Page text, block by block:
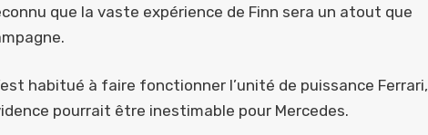
que la vaste expérience de Finn sera un atout que
habitué à faire fonctionner l’unité de puissance Ferrari,
pourrait être inestimable pour Mercedes.